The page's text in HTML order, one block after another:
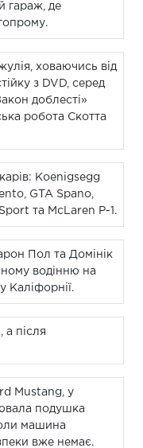
гараж, де
ховаючись від
з DVD, серед
доблесті»
робота Скотта
Koenigsegg
GTA Spano,
та McLaren P-1.
Пол та Домінік
водінню на
Каліфорнії.
а після
Mustang, у
подушка
машина
вже немає.